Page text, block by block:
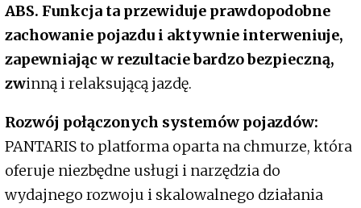
ABS. Funkcja ta przewiduje prawdopodobne
zachowanie pojazdu i aktywnie interweniuje,
zapewniając w rezultacie bardzo bezpieczną,
zwinną i relaksującą jazdę.
Rozwój połączonych systemów pojazdów:
PANTARIS to platforma oparta na chmurze, która
oferuje niezbędne usługi i narzędzia do
wydajnego rozwoju i skalowalnego działania